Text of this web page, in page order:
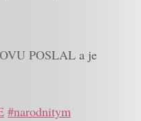
POSLAL a je
#narodnitym